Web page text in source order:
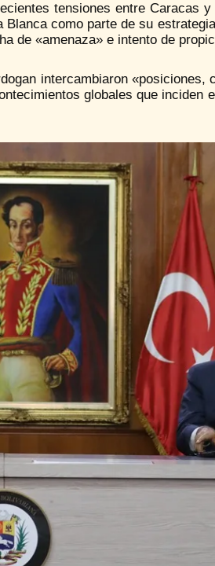
tensiones entre Caracas
como parte de su
de «amenaza» e intento de
intercambiaron
globales que inciden